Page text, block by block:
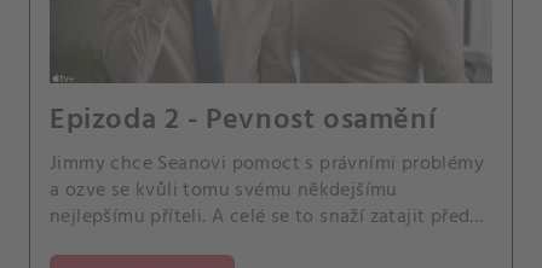
Epizoda 2 - Pevnost osamění
Jimmy chce Seanovi pomoct s právními problémy
a ozve se kvůli tomu svému někdejšímu
nejlepšímu příteli. A celé se to snaží zatajit před